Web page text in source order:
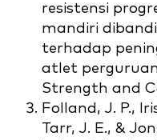
resistensi
mandiri
terhadap
atlet
Strength and
Folland, J. P.,
Tarr, J. E., &